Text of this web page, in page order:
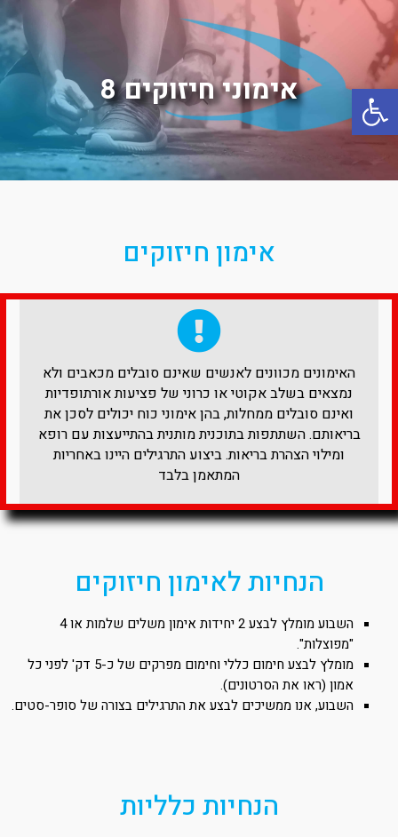
פתח סרגל נגישות אימוני חיזוקים 8
אימון חיזוקים
האימונים מכוונים לאנשים שאינם סובלים מכאבים ולא
נמצאים בשלב אקוטי או כרוני של פציעות אורתופדיות
ואינם סובלים ממחלות, בהן אימוני כוח יכולים לסכן את
בריאותם. השתתפות בתוכנית מותנית בהתייעצות עם רופא
ומילוי הצהרת בריאות. ביצוע התרגילים היינו באחריות
המתאמן בלבד​
הנחיות לאימון חיזוקים
השבוע מומלץ לבצע 2 יחידות אימון משלים שלמות או 4
"מפוצלות".
מומלץ לבצע חימום כללי וחימום מפרקים של כ-5 דק' לפני כל
אמון (ראו את הסרטונים).
השבוע, אנו ממשיכים לבצע את התרגילים בצורה של סופר-סטים.
הנחיות כלליות